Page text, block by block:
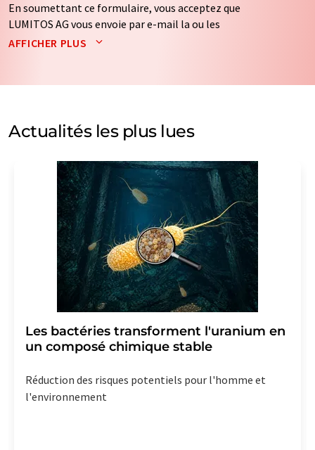
En soumettant ce formulaire, vous acceptez que
LUMITOS AG vous envoie par e-mail la ou les
newsletters sélectionnées ci-dessus. Vos données ne
protection des données. LUMITOS peut vous contacter
et d'opinion. Vous pouvez à tout moment révoquer
votre consentement sans indication de motifs à
Allemagne ou par e-mail àrevoke@lumitos.comavec
effet pour l'avenir. De plus, chaque courriel contient un
lien pour se désabonner de la newsletter
correspondante.
AFFICHER PLUS
Actualités les plus lues
Les bactéries transforment l'uranium en
un composé chimique stable
Réduction des risques potentiels pour l'homme et
l'environnement